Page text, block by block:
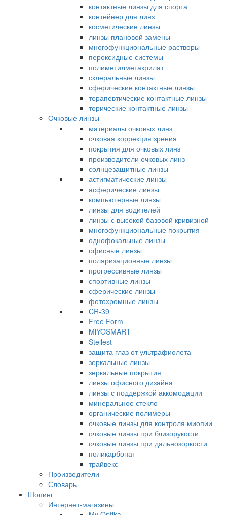
контактные линзы для спорта
контейнер для линз
косметические линзы
линзы плановой замены
многофункциональные растворы
пероксидные системы
полиметилметакрилат
склеральные линзы
сферические контактные линзы
терапевтические контактные линзы
торические контактные линзы
Очковые линзы
материалы очковых линз
очковая коррекция зрения
покрытия для очковых линз
производители очковых линз
солнцезащитные линзы
астигматические линзы
асферические линзы
компьютерные линзы
линзы для водителей
линзы с высокой базовой кривизной
многофункциональные покрытия
однофокальные линзы
офисные линзы
поляризационные линзы
прогрессивные линзы
спортивные линзы
сферические линзы
фотохромные линзы
CR-39
Free Form
MiYOSMART
Stellest
защита глаз от ультрафиолета
зеркальные линзы
зеркальные покрытия
линзы офисного дизайна
линзы с поддержкой аккомодации
минеральное стекло
органические полимеры
очковые линзы для контроля миопии
очковые линзы при близорукости
очковые линзы при дальнозоркости
поликарбонат
трайвекс
Производители
Словарь
Шопинг
Интернет-магазины